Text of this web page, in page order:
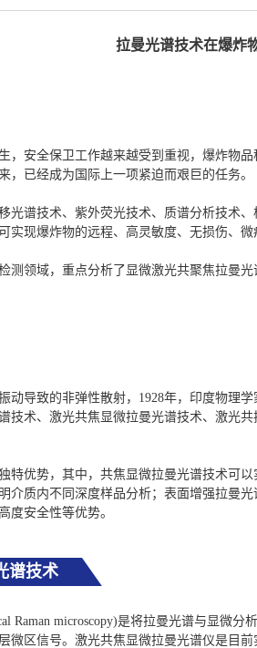
拉曼光谱技术在爆炸
，安全保卫工作越来越受到重视，爆炸物
，已经成为国际上一项紧迫而艰巨的任务。
光谱技术、紫外荧光技术、质谱分析技术
实现爆炸物的远程、高灵敏度、无损伤、
测领域，重点分析了显微激光共聚焦拉曼
动导致的非弹性散射，1928年，印度物理
技术、激光共焦显微拉曼光谱技术、激光
特优势，其中，共焦显微拉曼光谱技术可
介质内不同深度样品分析；表面增强拉曼
度安全性等优势。
谱技术
Raman microscopy)是将拉曼光谱与显微
微区信号。激光共焦显微拉曼光谱仪是目